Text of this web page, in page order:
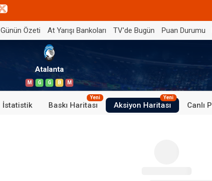
Günün Özeti At Yarışı Bankoları TV'de Bugün Puan Durumu
Atalanta
M G G B M
İstatistik Baskı Haritası
Yeni
Aksiyon Haritası
Yeni
Canlı